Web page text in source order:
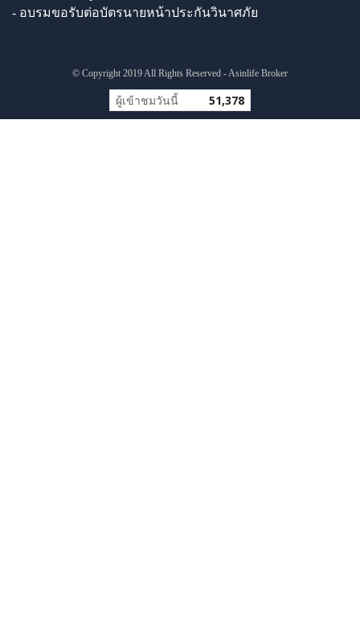
- อบรมขอรับต่อบัตรนายหน้าประกันวินาศภัย
© Copyright 2019 All Rights Reserved - Asinlife Broker
ผู้เข้าชมวันนี้ 51,378